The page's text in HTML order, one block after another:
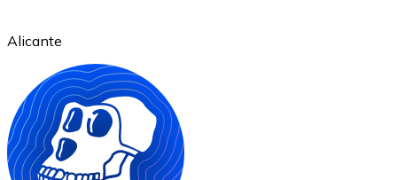
Ethereum
ETH
Alicante